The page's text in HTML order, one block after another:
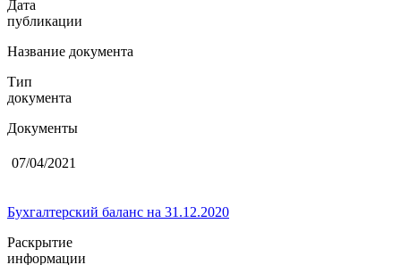
Дата
публикации
Название документа
Тип
документа
Документы
07/04/2021
Бухгалтерский баланс на 31.12.2020
Раскрытие
информации